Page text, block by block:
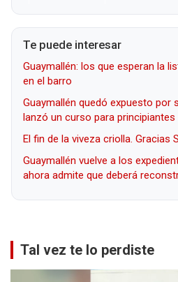
Te puede interesar
Guaymallén: los que esperan la
en el barro
Guaymallén quedó expuesto por
lanzó un curso para principiantes
El fin de la viveza criolla. Gracias
Guaymallén vuelve a los
ahora admite que deberá
Tal vez te lo perdiste